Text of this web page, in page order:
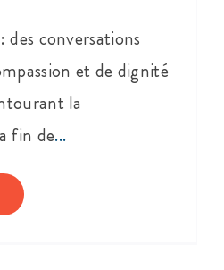
des conversations
et de dignité
la
fin de...